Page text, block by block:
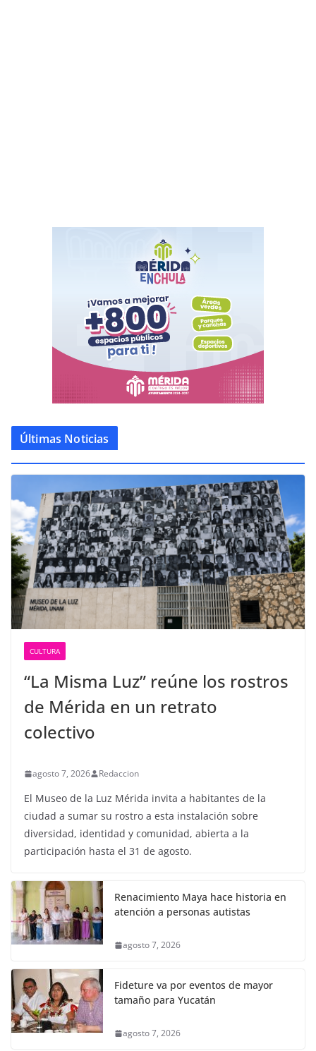
Últimas Noticias
CULTURA
“La Misma Luz” reúne los rostros
de Mérida en un retrato
colectivo
agosto 7, 2026 Redaccion
El Museo de la Luz Mérida invita a habitantes de la
ciudad a sumar su rostro a esta instalación sobre
diversidad, identidad y comunidad, abierta a la
participación hasta el 31 de agosto.
Renacimiento Maya hace historia en
atención a personas autistas
agosto 7, 2026
Fideture va por eventos de mayor
tamaño para Yucatán
agosto 7, 2026